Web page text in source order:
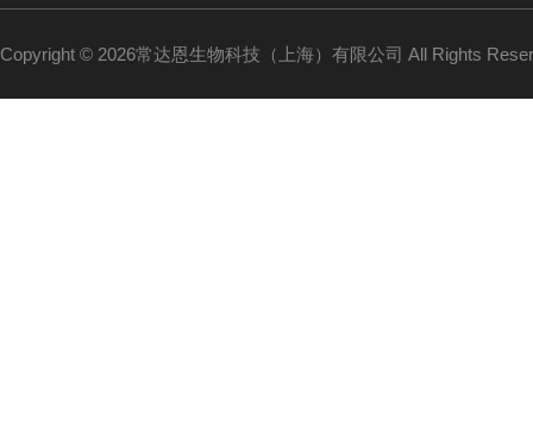
Copyright © 2026常达恩生物科技（上海）有限公司 All Rights